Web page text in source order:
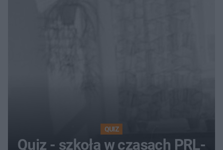
QUIZ
Quiz - szkoła w czasach PRL-